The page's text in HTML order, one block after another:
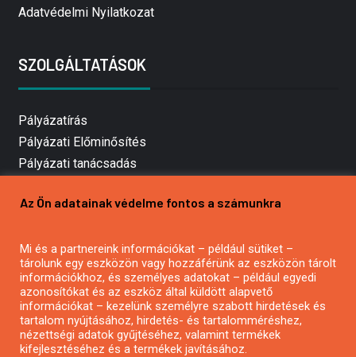
Adatvédelmi Nyilatkozat
SZOLGÁLTATÁSOK
Pályázatírás
Pályázati Előminősítés
Pályázati tanácsadás
Mezőgazdasági pályázatírás
Pályázatírás civil szervezeteknek
Pályázatírás önkormányzatoknak
Pályázatfigyelés
Specifikus pályázatfigyelés vagy hírlevél
Az Ön adatainak védelme fontos a számunkra
Mi és a partnereink információkat – például sütiket –
tárolunk egy eszközön vagy hozzáférünk az eszközön tárolt
információkhoz, és személyes adatokat – például egyedi
azonosítókat és az eszköz által küldött alapvető
információkat – kezelünk személyre szabott hirdetések és
tartalom nyújtásához, hirdetés- és tartalomméréshez,
nézettségi adatok gyűjtéséhez, valamint termékek
kifejlesztéséhez és a termékek javításához.